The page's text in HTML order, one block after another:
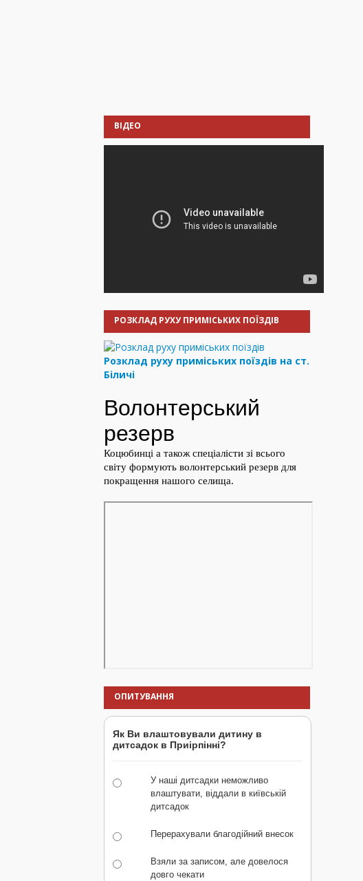
ВІДЕО
РОЗКЛАД РУХУ ПРИМІСЬКИХ ПОЇЗДІВ
Розклад руху приміських поїздів на ст.
Біличі
ОПИТУВАННЯ
Як Ви влаштовували дитину в
дитсадок в Приірпінні?
У наші дитсадки неможливо
влаштувати, віддали в київській
дитсадок
Перерахували благодійний внесок
Взяли за записом, але довелося
довго чекати